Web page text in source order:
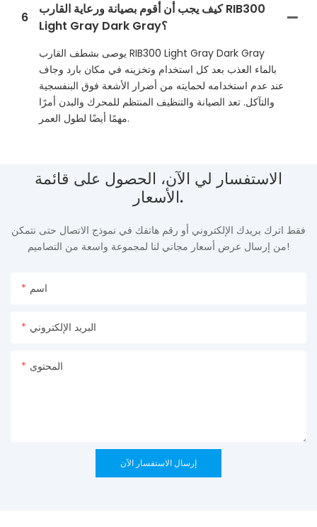
6
كيف يجب أن أقوم بصيانة ورعاية القارب RIB300
Light Gray Dark Gray؟
يوصى بشطف القارب RIB300 Light Gray Dark Gray
بالماء العذب بعد كل استخدام وتخزينه في مكان بارد وجاف
عند عدم استخدامه لحمايته من أضرار الأشعة فوق البنفسجية
والتآكل. تعد الصيانة والتنظيف المنتظم للمحرك والبدن أمرًا
مهمًا أيضًا لطول العمر.
الاستفسار لي الآن، الحصول على قائمة
الأسعار.
فقط اترك بريدك الإلكتروني أو رقم هاتفك في نموذج الاتصال حتى نتمكن
من إرسال عرض أسعار مجاني لنا لمجموعة واسعة من التصاميم!
اسم
البريد الإلكتروني
المحتوى
إرسال الاستفسار الآن